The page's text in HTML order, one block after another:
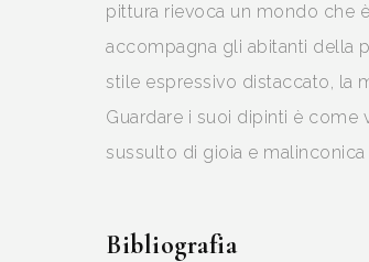
pittura rievoca un mondo che
accompagna gli abitanti della
stile espressivo distaccato, la
Guardare i suoi dipinti è come
sussulto di gioia e
Bibliografia